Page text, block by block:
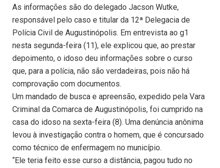
As informações são do delegado Jacson Wutke,
responsável pelo caso e titular da 12ª Delegacia de
Polícia Civil de Augustinópolis. Em entrevista ao g1
nesta segunda-feira (11), ele explicou que, ao prestar
depoimento, o idoso deu informações sobre o curso
que, para a polícia, não são verdadeiras, pois não há
comprovação com documentos.
Um mandado de busca e apreensão, expedido pela Vara
Criminal da Comarca de Augustinópolis, foi cumprido na
casa do idoso na sexta-feira (8). Uma denúncia anônima
levou à investigação contra o homem, que é concursado
como técnico de enfermagem no município.
“Ele teria feito esse curso a distância, pagou tudo no